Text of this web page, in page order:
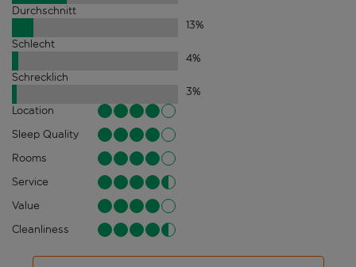
Durchschnitt
13%
Schlecht
4%
Schrecklich
3%
Location
Sleep Quality
Rooms
Service
Value
Cleanliness